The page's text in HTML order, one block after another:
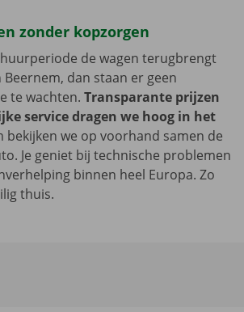
zonder kopzorgen
de wagen terugbrengt
dan staan er geen
te wachten. Transparante prijzen
service dragen we hoog in het
bekijken we op voorhand samen de
Je geniet bij technische problemen
binnen heel Europa. Zo
thuis.